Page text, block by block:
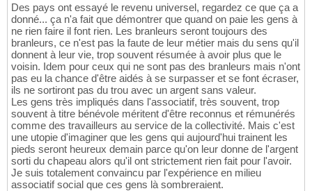
Des pays ont essayé le revenu universel, regardez ce que ça a
donné... ça n'a fait que démontrer que quand on paie les gens à
ne rien faire il font rien. Les branleurs seront toujours des
branleurs, ce n'est pas la faute de leur métier mais du sens qu'il
donnent à leur vie, trop souvent résumée à avoir plus que le
voisin. Idem pour ceux qui ne sont pas des branleurs mais n'ont
pas eu la chance d'être aidés à se surpasser et se font écraser,
ils ne sortiront pas du trou avec un argent sans valeur.
Les gens très impliqués dans l'associatif, très souvent, trop
souvent à titre bénévole méritent d'être reconnus et rémunérés
comme des travailleurs au service de la collectivité. Mais c'est
une utopie d'imaginer que les gens qui aujourd'hui trainent les
pieds seront heureux demain parce qu'on leur donne de l'argent
sorti du chapeau alors qu'il ont strictement rien fait pour l'avoir.
Je suis totalement convaincu par l'expérience en milieu
associatif social que ces gens là sombreraient.